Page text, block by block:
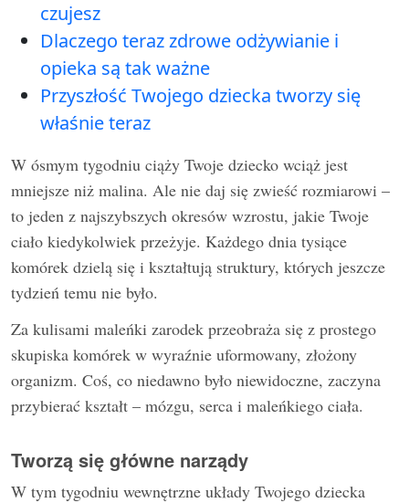
czujesz
Dlaczego teraz zdrowe odżywianie i
opieka są tak ważne
Przyszłość Twojego dziecka tworzy się
właśnie teraz
W ósmym tygodniu ciąży Twoje dziecko wciąż jest
mniejsze niż malina. Ale nie daj się zwieść rozmiarowi –
to jeden z najszybszych okresów wzrostu, jakie Twoje
ciało kiedykolwiek przeżyje. Każdego dnia tysiące
komórek dzielą się i kształtują struktury, których jeszcze
tydzień temu nie było.
Za kulisami maleńki zarodek przeobraża się z prostego
skupiska komórek w wyraźnie uformowany, złożony
organizm. Coś, co niedawno było niewidoczne, zaczyna
przybierać kształt – mózgu, serca i maleńkiego ciała.
Tworzą się główne narządy
W tym tygodniu wewnętrzne układy Twojego dziecka